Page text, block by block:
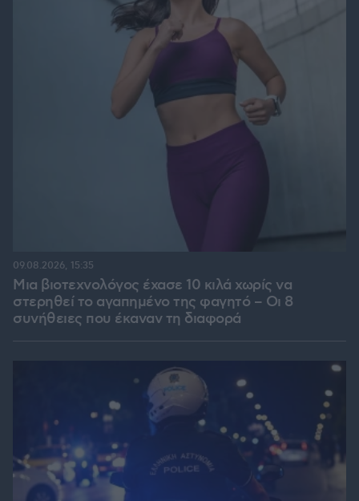
Μια βιοτεχνολόγος έχασε 10 κιλά χωρίς να
στερηθεί το αγαπημένο της φαγητό – Οι 8
συνήθειες που έκαναν τη διαφορά
09.08.2026, 15:35